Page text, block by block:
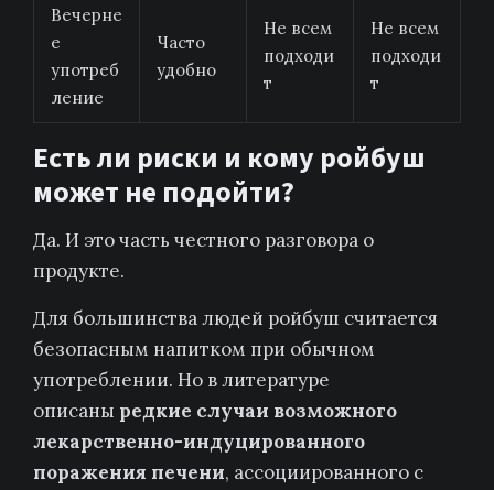
Вечерне
е
употреб
ление
Часто
удобно
Не всем
подходи
т
Не всем
подходи
т
Есть ли риски и кому ройбуш
может не подойти?
Да. И это часть честного разговора о
продукте.
Для большинства людей ройбуш считается
безопасным напитком при обычном
употреблении. Но в литературе
описаны редкие случаи возможного
лекарственно-индуцированного
поражения печени, ассоциированного с